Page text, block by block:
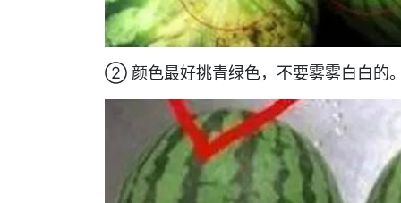
② 颜色最好挑青绿色，不要雾雾白白的